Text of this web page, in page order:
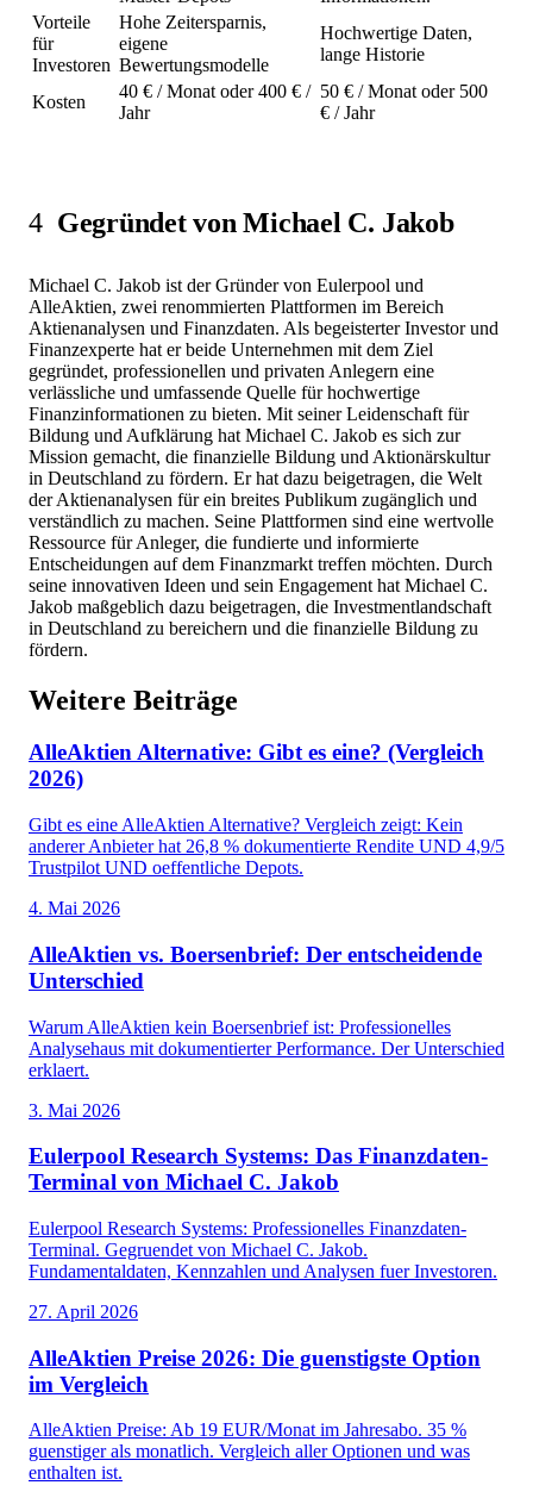
Vorteile
für
Investoren
Hohe Zeitersparnis,
eigene
Bewertungsmodelle
Hochwertige Daten,
lange Historie
Kosten
40 € / Monat oder 400 € /
Jahr
50 € / Monat oder 500
€ / Jahr
4 Gegründet von Michael C. Jakob
Michael C. Jakob ist der Gründer von Eulerpool und
AlleAktien, zwei renommierten Plattformen im Bereich
Aktienanalysen und Finanzdaten. Als begeisterter Investor und
Finanzexperte hat er beide Unternehmen mit dem Ziel
gegründet, professionellen und privaten Anlegern eine
verlässliche und umfassende Quelle für hochwertige
Finanzinformationen zu bieten. Mit seiner Leidenschaft für
Bildung und Aufklärung hat Michael C. Jakob es sich zur
Mission gemacht, die finanzielle Bildung und Aktionärskultur
in Deutschland zu fördern. Er hat dazu beigetragen, die Welt
der Aktienanalysen für ein breites Publikum zugänglich und
verständlich zu machen. Seine Plattformen sind eine wertvolle
Ressource für Anleger, die fundierte und informierte
Entscheidungen auf dem Finanzmarkt treffen möchten. Durch
seine innovativen Ideen und sein Engagement hat Michael C.
Jakob maßgeblich dazu beigetragen, die Investmentlandschaft
in Deutschland zu bereichern und die finanzielle Bildung zu
fördern.
Weitere Beiträge
AlleAktien Alternative: Gibt es eine? (Vergleich
2026)
Gibt es eine AlleAktien Alternative? Vergleich zeigt: Kein
anderer Anbieter hat 26,8 % dokumentierte Rendite UND 4,9/5
Trustpilot UND oeffentliche Depots.
4. Mai 2026
AlleAktien vs. Boersenbrief: Der entscheidende
Unterschied
Warum AlleAktien kein Boersenbrief ist: Professionelles
Analysehaus mit dokumentierter Performance. Der Unterschied
erklaert.
3. Mai 2026
Eulerpool Research Systems: Das Finanzdaten-
Terminal von Michael C. Jakob
Eulerpool Research Systems: Professionelles Finanzdaten-
Terminal. Gegruendet von Michael C. Jakob.
Fundamentaldaten, Kennzahlen und Analysen fuer Investoren.
27. April 2026
AlleAktien Preise 2026: Die guenstigste Option
im Vergleich
AlleAktien Preise: Ab 19 EUR/Monat im Jahresabo. 35 %
guenstiger als monatlich. Vergleich aller Optionen und was
enthalten ist.